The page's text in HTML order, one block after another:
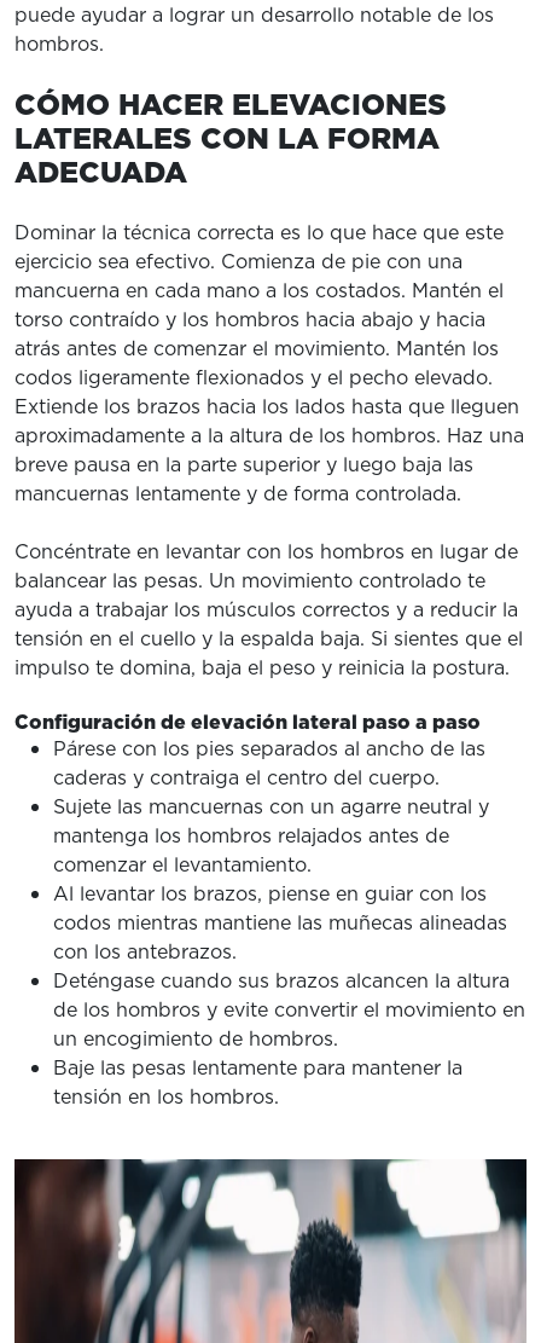
puede ayudar a lograr un desarrollo notable de los
hombros.
CÓMO HACER ELEVACIONES
LATERALES CON LA FORMA
ADECUADA
Dominar la técnica correcta es lo que hace que este
ejercicio sea efectivo. Comienza de pie con una
mancuerna en cada mano a los costados. Mantén el
torso contraído y los hombros hacia abajo y hacia
atrás antes de comenzar el movimiento. Mantén los
codos ligeramente flexionados y el pecho elevado.
Extiende los brazos hacia los lados hasta que lleguen
aproximadamente a la altura de los hombros. Haz una
breve pausa en la parte superior y luego baja las
mancuernas lentamente y de forma controlada.
Concéntrate en levantar con los hombros en lugar de
balancear las pesas. Un movimiento controlado te
ayuda a trabajar los músculos correctos y a reducir la
tensión en el cuello y la espalda baja. Si sientes que el
impulso te domina, baja el peso y reinicia la postura.
Configuración de elevación lateral paso a paso
Párese con los pies separados al ancho de las
caderas y contraiga el centro del cuerpo.
Sujete las mancuernas con un agarre neutral y
mantenga los hombros relajados antes de
comenzar el levantamiento.
Al levantar los brazos, piense en guiar con los
codos mientras mantiene las muñecas alineadas
con los antebrazos.
Deténgase cuando sus brazos alcancen la altura
de los hombros y evite convertir el movimiento en
un encogimiento de hombros.
Baje las pesas lentamente para mantener la
tensión en los hombros.